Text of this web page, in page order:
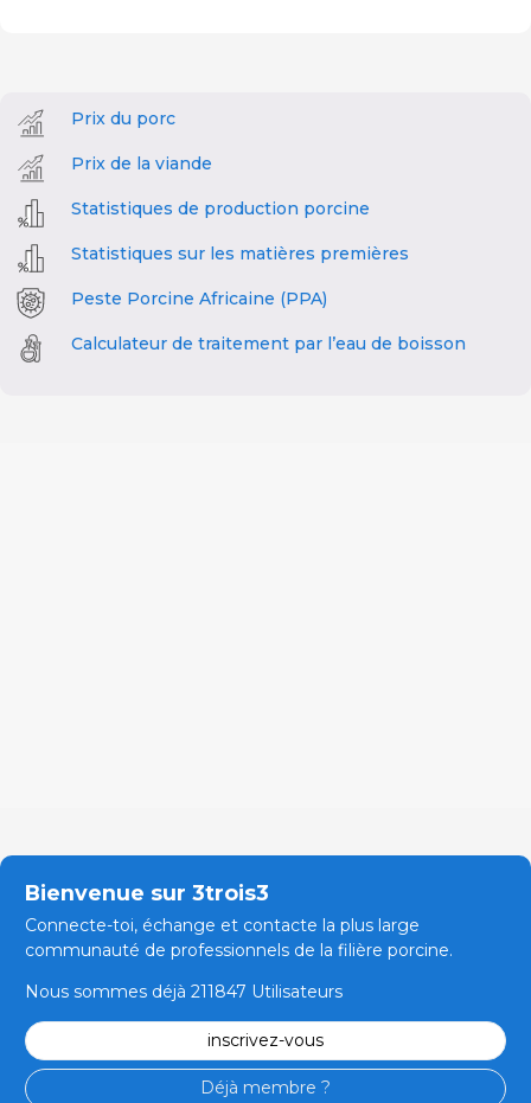
Prix du porc
Prix de la viande
Statistiques de production porcine
Statistiques sur les matières premières
Peste Porcine Africaine (PPA)
Calculateur de traitement par l’eau de boisson
Bienvenue sur 3trois3
Connecte-toi, échange et contacte la plus large
communauté de professionnels de la filière porcine.
Nous sommes déjà 211847 Utilisateurs
inscrivez-vous
Déjà membre ?